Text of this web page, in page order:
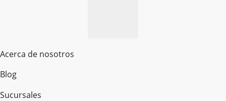
Acerca de nosotros
Blog
Sucursales